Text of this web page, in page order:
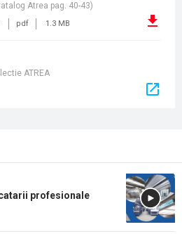
pdf 1.3 MB
Atrea pag. 40-43)
ATREA
profesionale